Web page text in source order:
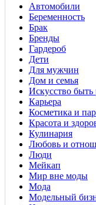
Автомобили
Беременность
Брак
Бренды
Гардероб
Дети
Для мужчин
Дом и семья
Искусство быть
Карьера
Косметика и
Красота и
Кулинария
Любовь и
Люди
Мейкап
Мир вне моды
Мода
Модельный